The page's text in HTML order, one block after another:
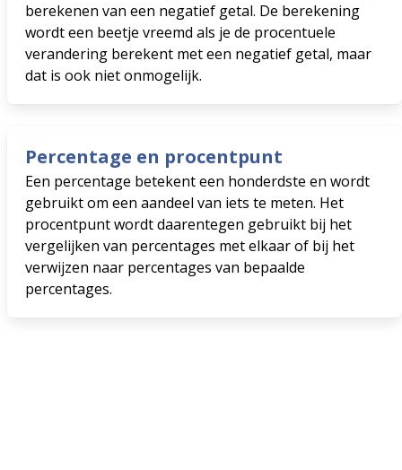
berekenen van een negatief getal. De berekening
wordt een beetje vreemd als je de procentuele
verandering berekent met een negatief getal, maar
dat is ook niet onmogelijk.
Percentage en procentpunt
Een percentage betekent een honderdste en wordt
gebruikt om een aandeel van iets te meten. Het
procentpunt wordt daarentegen gebruikt bij het
vergelijken van percentages met elkaar of bij het
verwijzen naar percentages van bepaalde
percentages.